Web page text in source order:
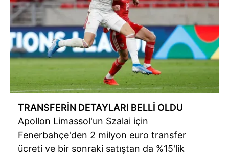
TRANSFERİN DETAYLARI BELLİ OLDU
Apollon Limassol'un Szalai için
Fenerbahçe'den 2 milyon euro transfer
ücreti ve bir sonraki satıştan da %15'lik